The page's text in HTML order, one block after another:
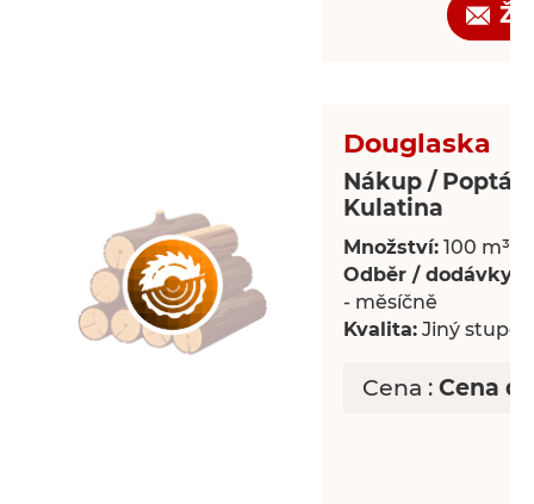
Douglaska
Nákup /
Kulatina
Množství: 100 m³
Odběr / dodávky:
- měsíčně
Kvalita: Jiný
Cena : Cena